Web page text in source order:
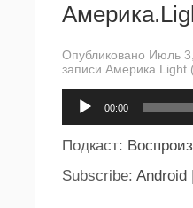
Опубликовано Июль
записи Америка.Light
00:00
Подкаст:
Subscribe: Android |